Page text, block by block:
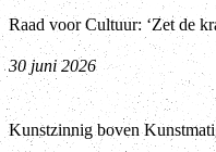
Raad voor Cultuur: ‘Zet de
30 juni 2026
Kunstzinnig boven